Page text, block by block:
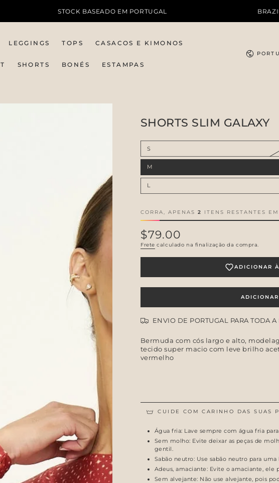
STOCK BASEADO EM PORTUGAL
LEGGINGS TOPS CASACOS E KIMONOS
SHORTS BONÉS ESTAMPAS
Idioma
SHORTS SLIM GALAXY
S
M
L
CORRA, APENAS 2 ITENS RESTANTES
Preço
regular
$79.00
Frete calculado na finalização da compra.
ADICIONAR
ENVIO DE PORTUGAL PARA TODA A
Bermuda com cós largo e alto,
tecido super macio com leve brilho
vermelho
CUIDE COM CARINHO DAS SUAS
Água fria: Lave sempre com água fria
Sem molho: Evite deixar as peças de
gentil.
Sabão neutro: Use sabão neutro para
Adeus, amaciante: Evite o amaciante, ele
Sem alvejante: Não use alvejante, pois